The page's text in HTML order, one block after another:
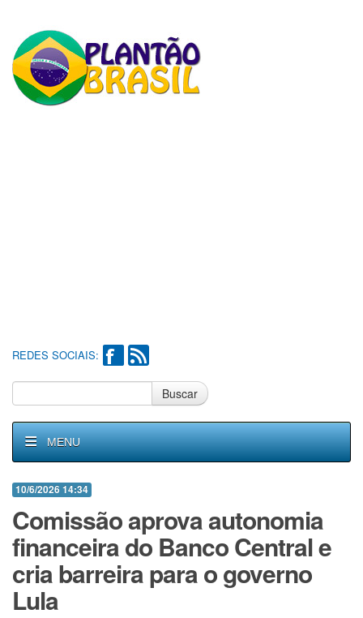
REDES SOCIAIS:
Buscar
MENU
10/6/2026 14:34
Comissão aprova autonomia
financeira do Banco Central e
cria barreira para o governo
Lula